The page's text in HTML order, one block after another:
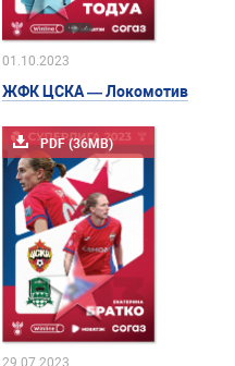
01.10.2023
ЖФК ЦСКА — Локомотив
PDF (36MB)
29.07.2023